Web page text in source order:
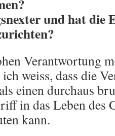
und hat die
Verantwortung
weiss, dass die
einen durchaus
in das Leben des
kann.